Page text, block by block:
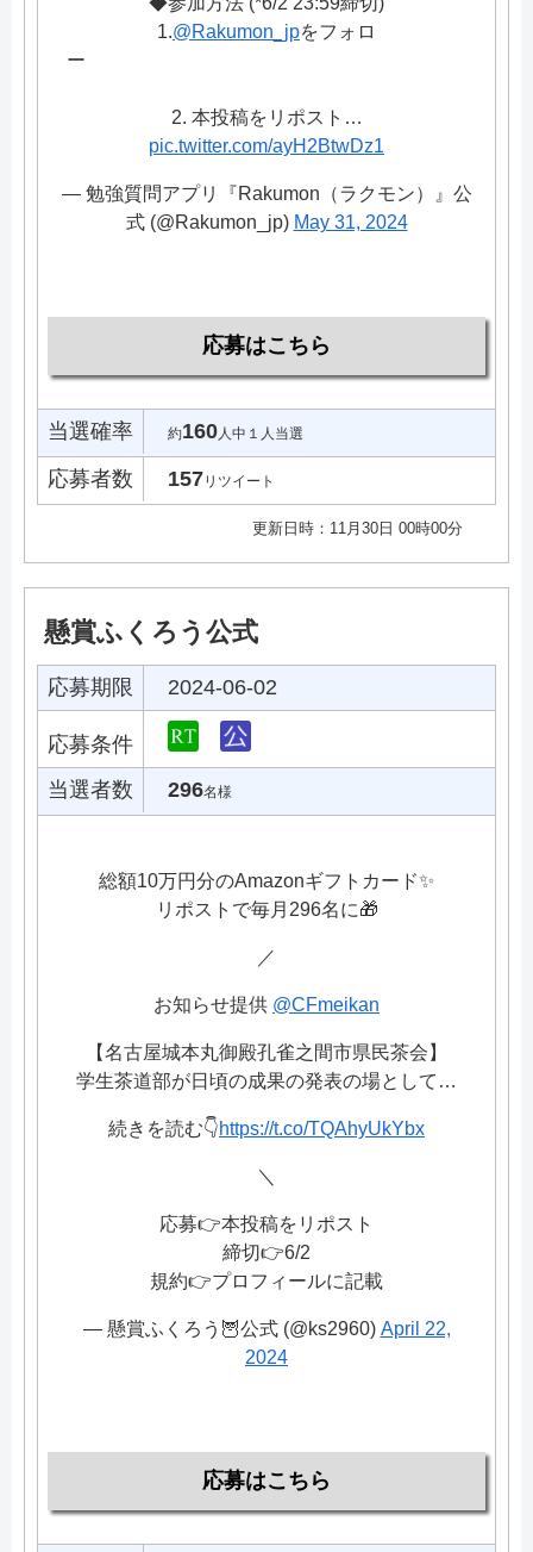
1.@Rakumon_jpをフォロ
ー
2. 本投稿をリポスト…
pic.twitter.com/ayH2BtwDz1
— 勉強質問アプリ『Rakumon（ラクモン）』公
式 (@Rakumon_jp) May 31, 2024
応募はこちら
当選確率 約160人中１人当選
応募者数 157リツイート
更新日時：11月30日 00時00分
懸賞ふくろう公式
応募期限 2024-06-02
応募条件
当選者数
296名様
総額10万円分のAmazonギフトカード✨
リポストで毎月296名に🎁
／
お知らせ提供 @CFmeikan
【名古屋城本丸御殿孔雀之間市県民茶会】
学生茶道部が日頃の成果の発表の場として…
続きを読む👇️https://t.co/TQAhyUkYbx
＼
応募👉本投稿をリポスト
締切👉6/2
規約👉プロフィールに記載
— 懸賞ふくろう🦉公式 (@ks2960) April 22,
2024
応募はこちら